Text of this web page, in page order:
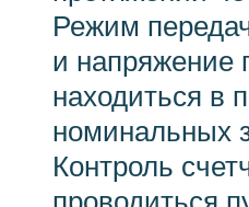
Режим
и напряжение
находиться в
номинальных
Контроль